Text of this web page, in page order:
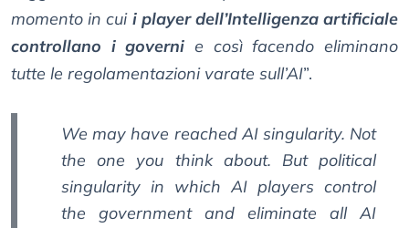
momento in cui i player dell’Intelligenza artificiale
controllano i governi e così facendo eliminano
tutte le regolamentazioni varate sull’AI”.
We may have reached AI singularity. Not
the one you think about. But political
singularity in which AI players control
the government and eliminate all AI